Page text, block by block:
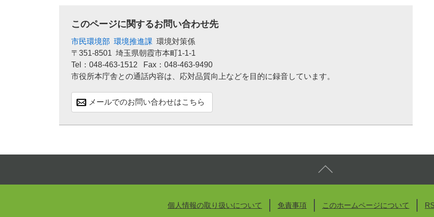
このページに関するお問い合わせ先
市民環境部 環境推進課 環境対策係
〒351-8501 埼玉県朝霞市本町1-1-1
Tel：048-463-1512
Fax：048-463-9490
市役所本庁舎との通話内容は、応対品質向上などを目的に録音しています。
メールでのお問い合わせはこちら
個人情報の取り扱いについて 免責事項 このホームページについて